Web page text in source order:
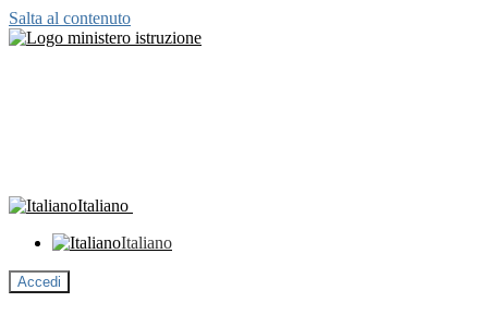
Salta al contenuto
Italiano
Italiano
Accedi